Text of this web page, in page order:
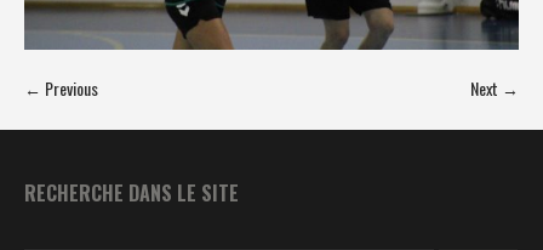
← Previous Next →
RECHERCHE DANS LE SITE